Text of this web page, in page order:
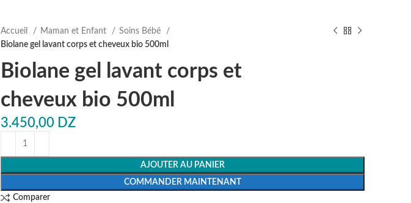
Accueil Maman et Enfant
⁠Soins Bébé
Biolane gel lavant corps et cheveux bio 500ml
Biolane gel lavant corps et
cheveux bio 500ml
3.450,00 DZ
AJOUTER AU PANIER
COMMANDER MAINTENANT
Comparer